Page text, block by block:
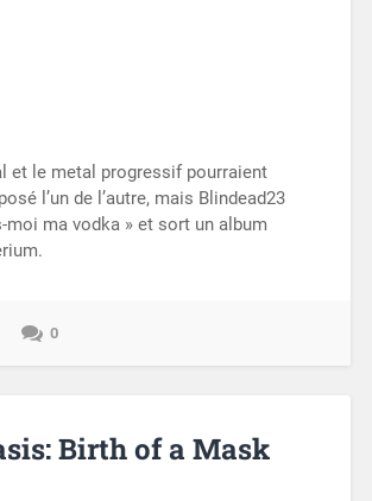
et le metal progressif pourraient
l’un de l’autre, mais Blindead23
moi ma vodka » et sort un album
0
Birth of a Mask